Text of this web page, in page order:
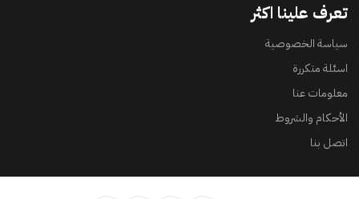
تعرف علينا اكثر
سياسة الخصوصية
اسئلة متكررة
معلومات عنا
الأحكام والشروط
اتصل بنا